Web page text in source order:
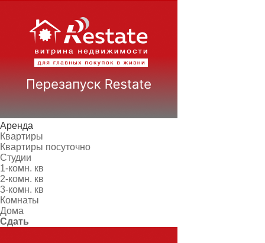
Аренда
Квартиры
Квартиры посуточно
Студии
1-комн. кв
2-комн. кв
3-комн. кв
Комнаты
Дома
Сдать